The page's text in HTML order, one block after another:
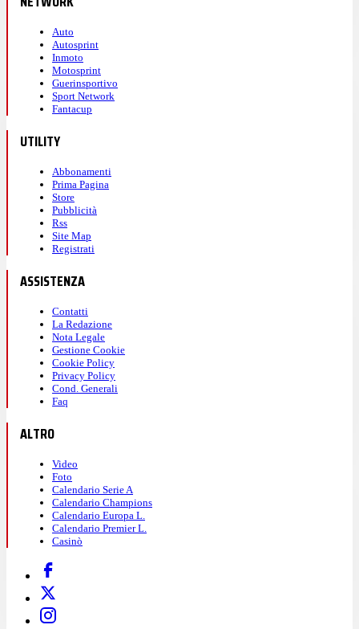
Auto
Autosprint
Inmoto
Motosprint
Guerinsportivo
Sport Network
Fantacup
UTILITY
Abbonamenti
Prima Pagina
Store
Pubblicità
Rss
Site Map
Registrati
ASSISTENZA
Contatti
La Redazione
Nota Legale
Gestione Cookie
Cookie Policy
Privacy Policy
Cond. Generali
Faq
ALTRO
Video
Foto
Calendario Serie A
Calendario Champions
Calendario Europa L.
Calendario Premier L.
Casinò